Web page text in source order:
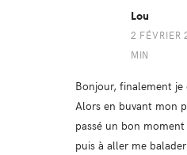
Lou
2
MIN
Bonjour, finalement je
Alors en buvant mon
passé un bon
puis à aller me